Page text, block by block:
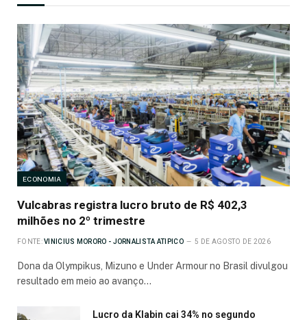
ECONOMIA
Vulcabras registra lucro bruto de R$ 402,3
milhões no 2º trimestre
FONTE: VINICIUS MORORO - JORNALISTA ATIPICO 5 DE AGOSTO DE 2026
Dona da Olympikus, Mizuno e Under Armour no Brasil divulgou
resultado em meio ao avanço…
Lucro da Klabin cai 34% no segundo